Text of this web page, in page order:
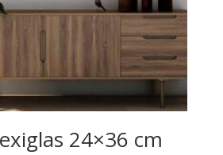
24×36 cm